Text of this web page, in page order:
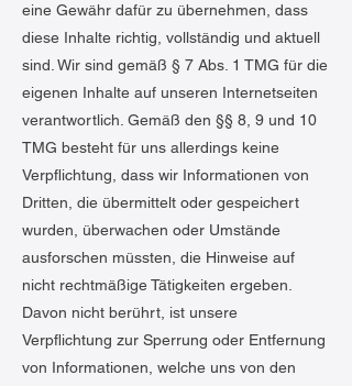
eine Gewähr dafür zu übernehmen, dass
diese Inhalte richtig, vollständig und aktuell
sind. Wir sind gemäß § 7 Abs. 1 TMG für die
eigenen Inhalte auf unseren Internetseiten
verantwortlich. Gemäß den §§ 8, 9 und 10
TMG besteht für uns allerdings keine
Verpflichtung, dass wir Informationen von
Dritten, die übermittelt oder gespeichert
wurden, überwachen oder Umstände
ausforschen müssten, die Hinweise auf
nicht rechtmäßige Tätigkeiten ergeben.
Davon nicht berührt, ist unsere
Verpflichtung zur Sperrung oder Entfernung
von Informationen, welche uns von den